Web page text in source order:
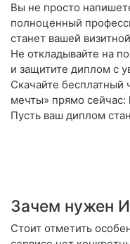
Вы не просто
полноценный
станет вашей
Не откладывайте на
и защитите диплом с
Скачайте бесплатный
мечты» прямо
Пусть ваш диплом
Зачем нужен
Стоит отметить